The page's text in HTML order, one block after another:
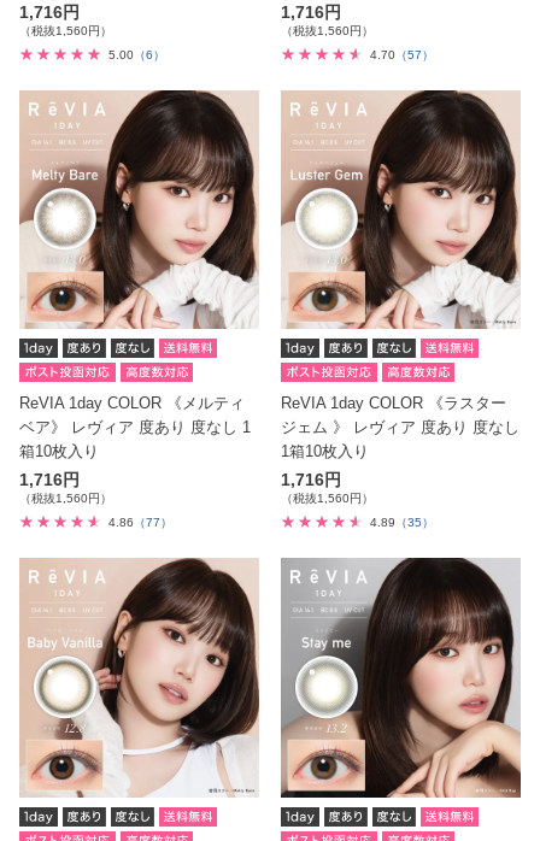
1,716円
（税抜1,560円）
5.00 （6）
1,716円
（税抜1,560円）
4.70 （57）
ReVIA 1day COLOR 《メルティ
ベア》 レヴィア 度あり 度なし 1
箱10枚入り
1,716円
（税抜1,560円）
4.86 （77）
ReVIA 1day COLOR 《ラスター
ジェム 》 レヴィア 度あり 度なし
1箱10枚入り
1,716円
（税抜1,560円）
4.89
（35）